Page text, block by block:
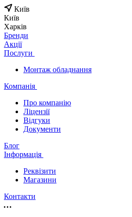
Київ
Київ
Харків
Бренди
Акції
Послуги
Монтаж обладнання
Компанія
Про компанію
Ліцензії
Відгуки
Документи
Блог
Інформація
Реквізити
Магазини
Контакти